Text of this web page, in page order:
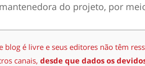
do projeto, por
blog é livre e seus editores não têm
canais, desde que dados os